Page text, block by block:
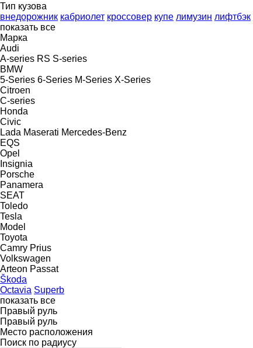
Тип кузова
внедорожник кабриолет кроссовер купе лимузин лифтбэк
показать все
Марка
Audi
A-series RS S-series
BMW
5-Series 6-Series M-Series X-Series
Citroen
C-series
Honda
Civic
Lada Maserati Mercedes-Benz
EQS
Opel
Insignia
Porsche
Panamera
SEAT
Toledo
Tesla
Model
Toyota
Camry Prius
Volkswagen
Arteon Passat
Škoda
Octavia Superb
показать все
Правый руль
Правый руль
Место расположения
Поиск по радиусу